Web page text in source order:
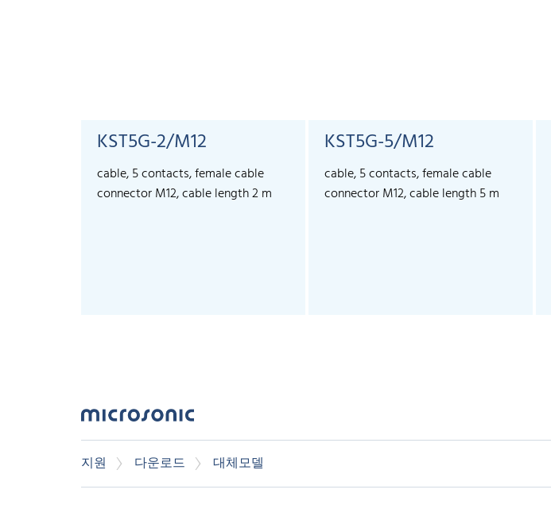
KST5G-2/M12
cable, 5 contacts, female cable
connector M12, cable length 2 m
KST5G-5/M12
cable, 5 contacts, female cable
connector M12, cable length 5 m
지원 다운로드 대체모델